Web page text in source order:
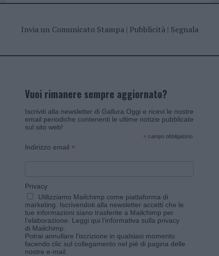
Invia un Comunicato Stampa| Pubblicità| Segnala
Vuoi rimanere sempre aggiornato?
Iscriviti alla newsletter di Gallura Oggi e ricevi le nostre
email periodiche contenenti le ultime notizie pubblicate
sul sito web!
* campo obbligatorio
Indirizzo email *
Privacy
Utilizziamo Mailchimp come piattaforma di
marketing. Iscrivendoti alla newsletter accetti che le
tue informazioni siano trasferite a Mailchimp per
l'elaborazione. Leggi qui l'informativa sulla privacy
di Mailchimp
Potrai annullare l'iscrizione in qualsiasi momento
facendo clic sul collegamento nel piè di pagina delle
nostre e-mail.